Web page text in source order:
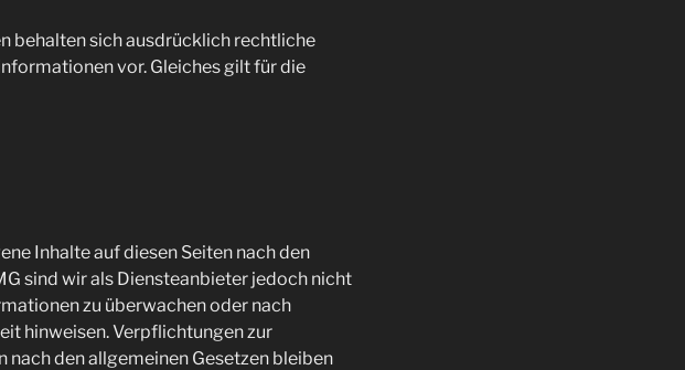
behalten sich ausdrücklich rechtliche
vor. Gleiches gilt für die
Inhalte auf diesen Seiten nach den
sind wir als Diensteanbieter jedoch nicht
zu überwachen oder nach
hinweisen. Verpflichtungen zur
den allgemeinen Gesetzen bleiben